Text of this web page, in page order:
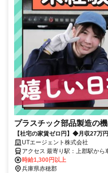
プラスチック部品製造の
【社宅の家賃ゼロ円】◆月収27
額補助！固定費を抑えて節約可能
弁当の注文OK♪
UTエージェント株式会社
アクセス 最寄り駅：上郡駅か
OK ※日勤勤務の時のみ、上郡駅
退時は利用不可/夜勤勤務はなし）
時給1,300円以上
兵庫県赤穂郡